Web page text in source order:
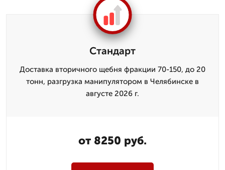
Стандарт
Доставка вторичного щебня фракции 70-150, до 20
тонн, разгрузка манипулятором в Челябинске в
августе 2026 г.
от 8250 руб.